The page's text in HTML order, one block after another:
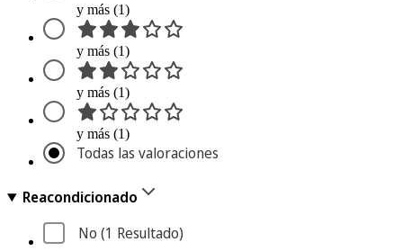
y más (1)
y más (1)
y más (1)
y más (1)
Todas las valoraciones
Reacondicionado
No (1 Resultado)